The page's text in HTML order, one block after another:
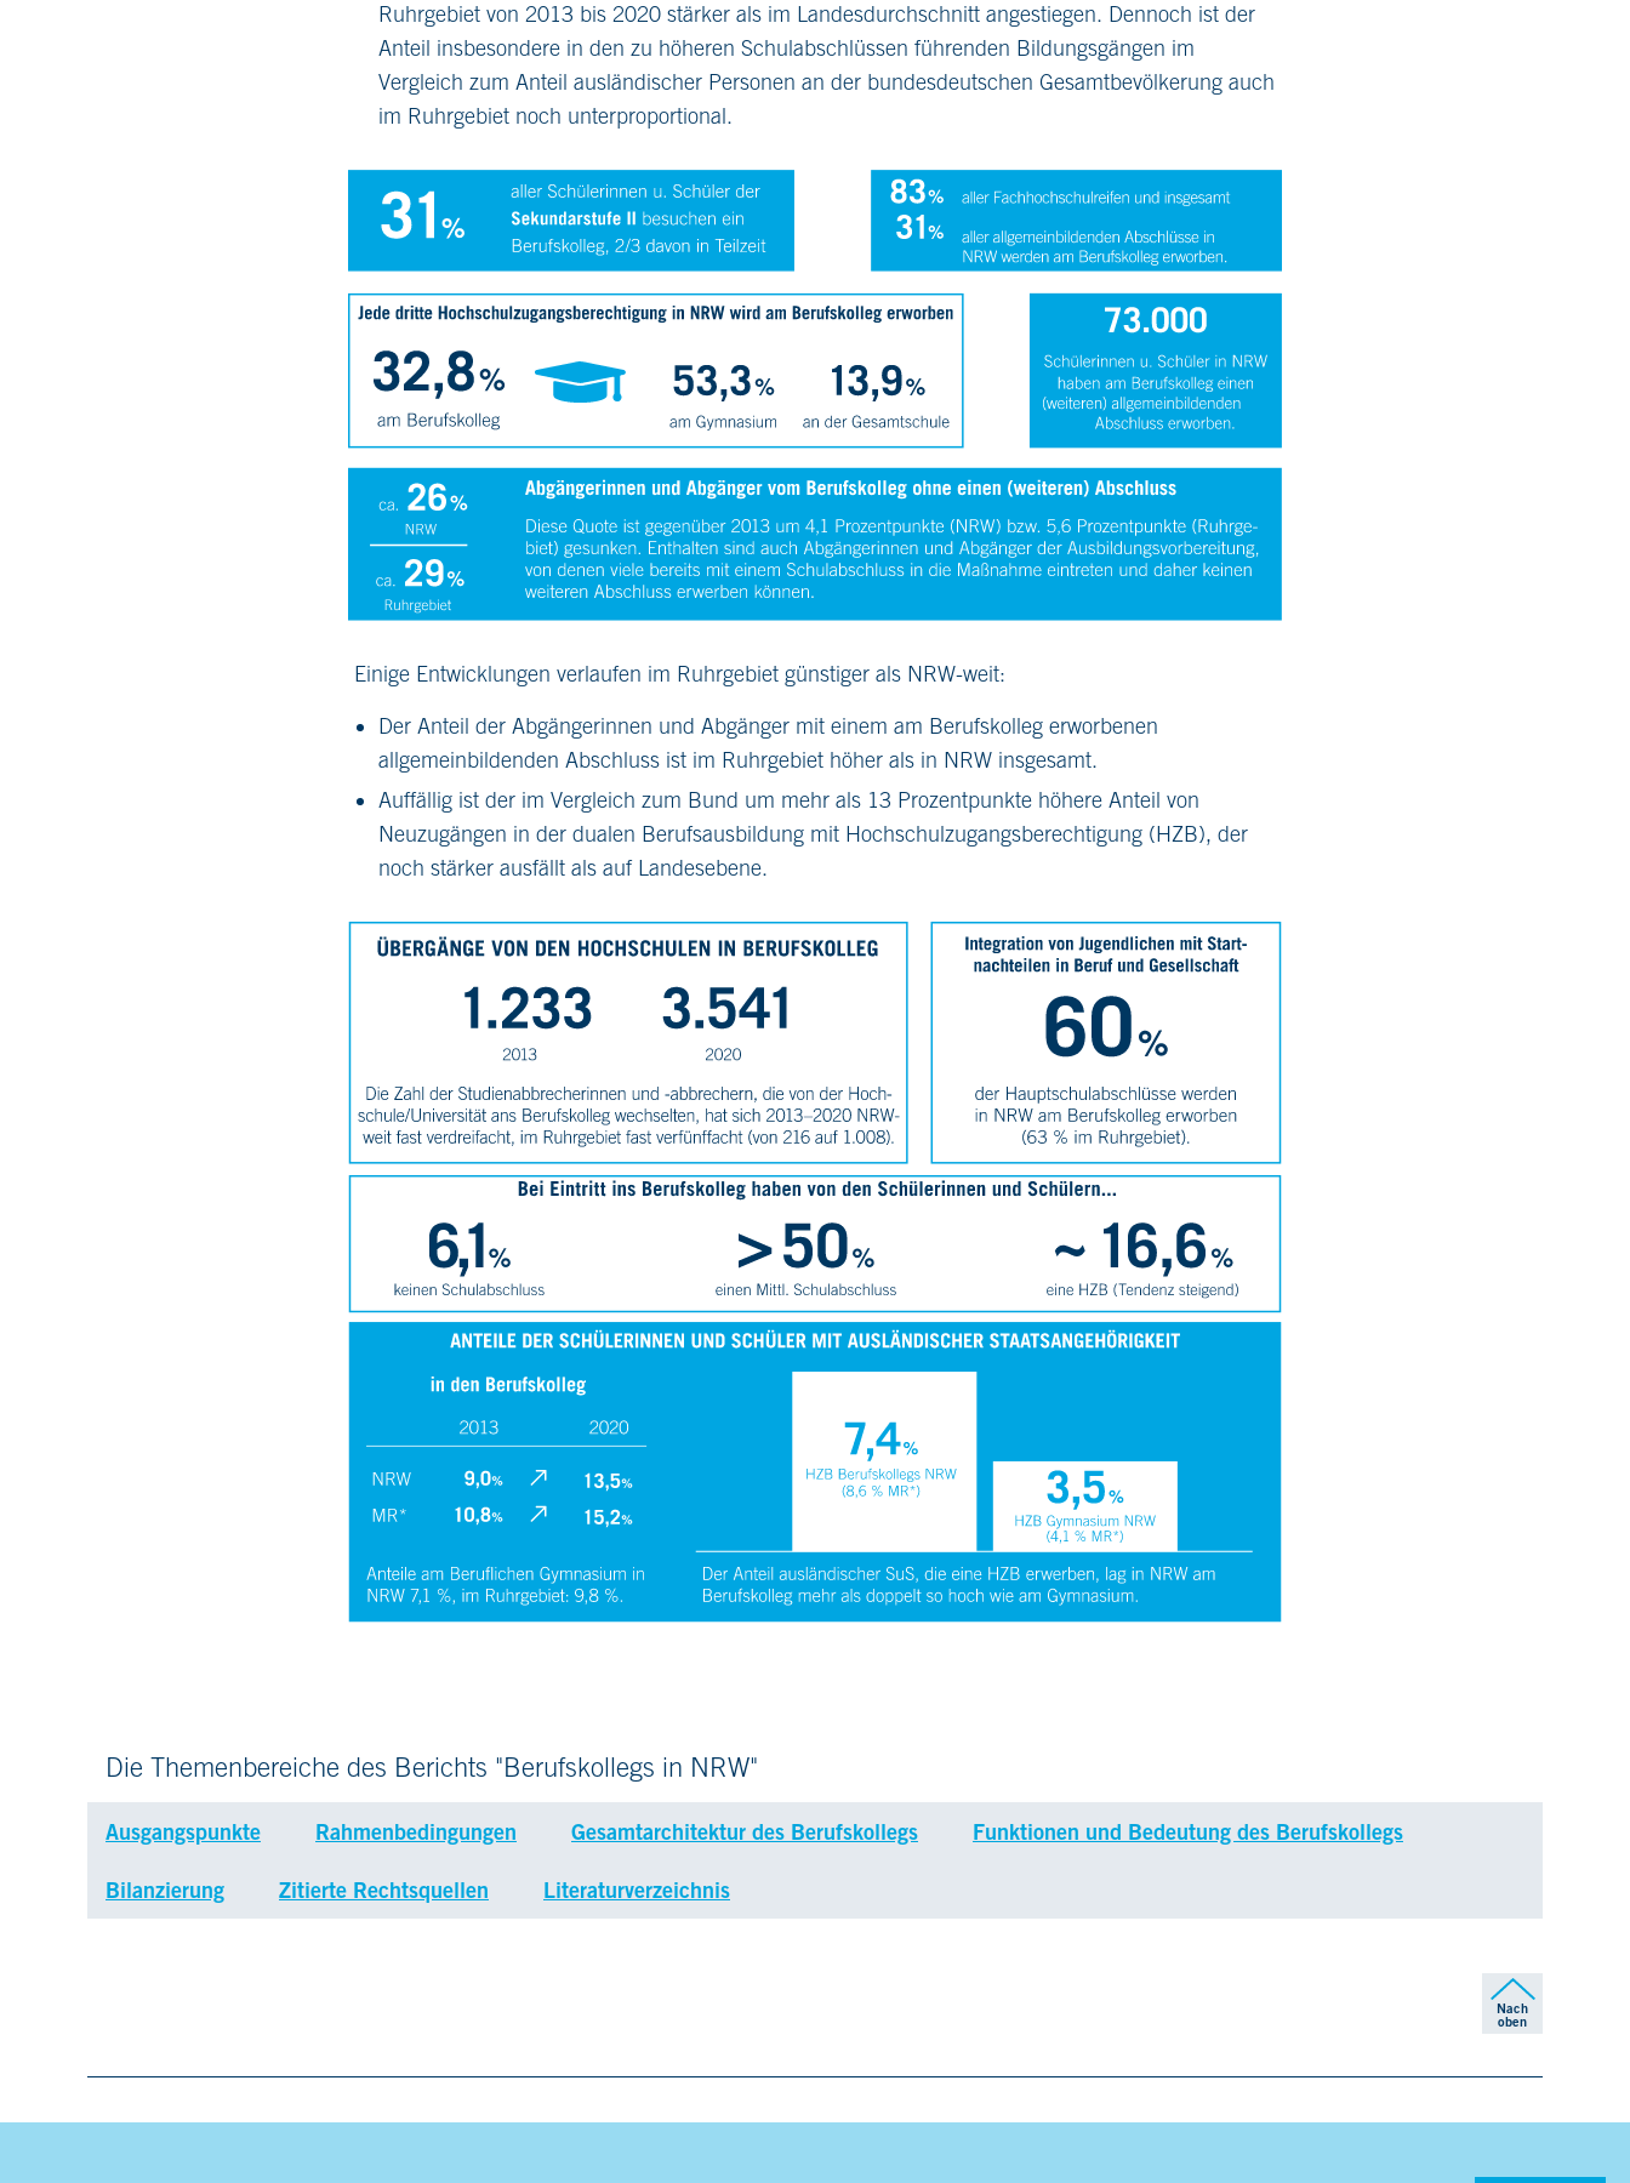
Ruhrgebiet von 2013 bis 2020 stärker als im Landesdurchschnitt angestiegen. Dennoch ist der
Anteil insbesondere in den zu höheren Schulabschlüssen führenden Bildungsgängen im
Vergleich zum Anteil ausländischer Personen an der bundesdeutschen Gesamtbevölkerung auch
im Ruhrgebiet noch unterproportional.
Einige Entwicklungen verlaufen im Ruhrgebiet günstiger als NRW-weit:
Der Anteil der Abgängerinnen und Abgänger mit einem am Berufskolleg erworbenen
allgemeinbildenden Abschluss ist im Ruhrgebiet höher als in NRW insgesamt.
Auffällig ist der im Vergleich zum Bund um mehr als 13 Prozentpunkte höhere Anteil von
Neuzugängen in der dualen Berufsausbildung mit Hochschulzugangsberechtigung (HZB), der
noch stärker ausfällt als auf Landesebene.
Die Themenbereiche des Berichts "Berufskollegs in NRW"
Ausgangspunkte Rahmenbedingungen Gesamtarchitektur des Berufskollegs Funktionen und Bedeutung des Berufskollegs
Bilanzierung Zitierte Rechtsquellen Literaturverzeichnis
Nach
oben